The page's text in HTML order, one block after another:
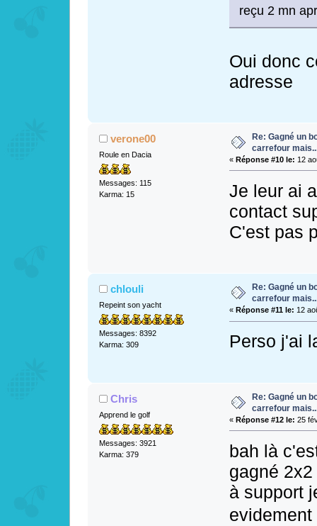
reçu 2 mn
Oui donc
adresse
verone00
Roule en Dacia
Messages: 115
Karma: 15
Re: Gagné un
carrefour
« Réponse #10 le: 12
Je leur ai
contact
C'est pas
chlouli
Repeint son yacht
Messages: 8392
Karma: 309
Re: Gagné un
carrefour
« Réponse #11 le: 12
Perso j'ai
Chris
Apprend le golf
Messages: 3921
Karma: 379
Re: Gagné un
carrefour
« Réponse #12 le: 25
bah là
gagné
à support